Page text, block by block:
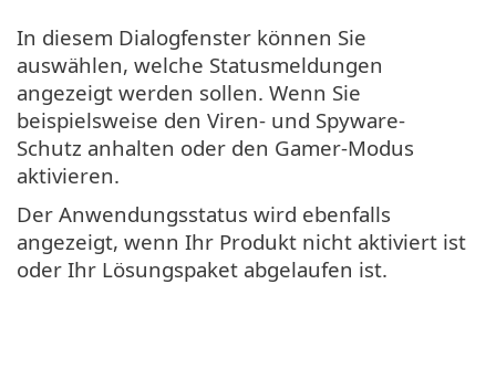
In diesem Dialogfenster können Sie
auswählen, welche Statusmeldungen
angezeigt werden sollen. Wenn Sie
beispielsweise den Viren- und Spyware-
Schutz anhalten oder den Gamer-Modus
aktivieren.
Der Anwendungsstatus wird ebenfalls
angezeigt, wenn Ihr Produkt nicht aktiviert ist
oder Ihr Lösungspaket abgelaufen ist.